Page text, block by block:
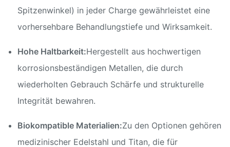
Spitzenwinkel) in jeder Charge gewährleistet eine
vorhersehbare Behandlungstiefe und Wirksamkeit.
Hohe Haltbarkeit:Hergestellt aus hochwertigen
korrosionsbeständigen Metallen, die durch
wiederholten Gebrauch Schärfe und strukturelle
Integrität bewahren.
Biokompatible Materialien:Zu den Optionen gehören
medizinischer Edelstahl und Titan, die für